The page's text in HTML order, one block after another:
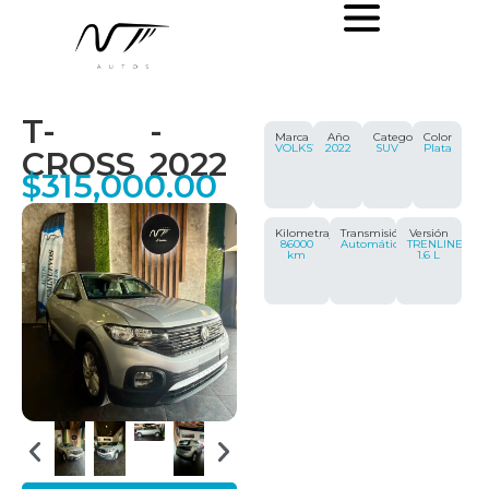
T-
CROSS
-
2022
$315,000.00
Marca
VOLKSWAGEN
Año
2022
Categoría
SUV
Color
Plata
Kilometraje
86000
km
Transmisión
Automática
Versión
TRENLINE
1.6 L